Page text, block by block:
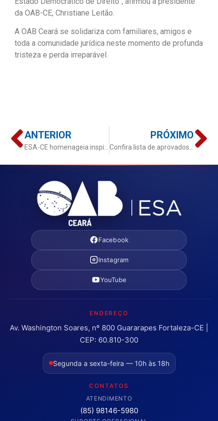
da OAB-CE, Christiane Leitão.
A OAB Ceará se solidariza com familiares, amigos e
toda a comunidade jurídica neste momento de profunda
tristeza e perda irreparável.
ANTERIOR
ESA-CE homenageia inspiradoras trajetórias com honrarias, lançamento de livros e inauguração
PRÓXIMO
Confira lista de aprovados para a 5ª edição da Revista Jurídica OAB/ESA – CE
Facebook
Instagram
YouTube
ENDEREÇO
Av. Washington Soares, nº 800 Guararapes Fortaleza-CE |
CEP: 60.810-300
Segunda a sexta-feira — 10h às 18h
CONTATOS
ATENDIMENTO
(85) 98146-5980